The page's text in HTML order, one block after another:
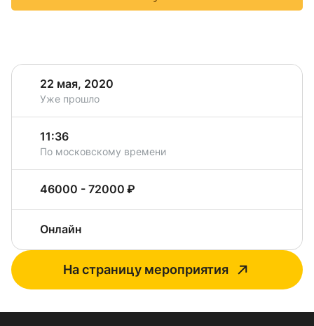
22 мая, 2020
Уже прошло
11:36
По московскому времени
46000 - 72000 ₽
Онлайн
На страницу мероприятия